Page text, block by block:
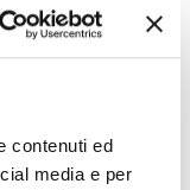
contenuti ed
media e per
e
sarà di
un nuovo
through